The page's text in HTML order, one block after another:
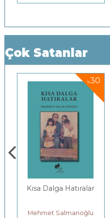
Çok Satanlar
Etkili İnsanların 7
Stephen R. Covey